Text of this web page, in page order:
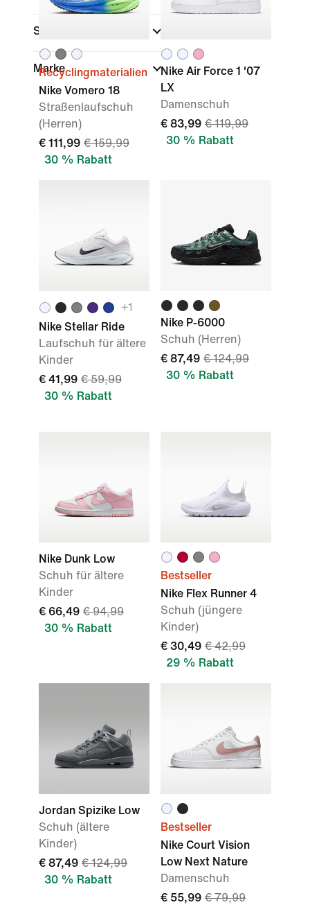
Sport
Marke
Recyclingmaterialien
Nike Vomero 18
Straßenlaufschuh
(Herren)
€ 111,99 € 159,99
30 % Rabatt
Nike Air Force 1 '07
LX
Damenschuh
€ 83,99 € 119,99
30 % Rabatt
+1
Nike Stellar Ride
Laufschuh für ältere
Kinder
€ 41,99 € 59,99
30 % Rabatt
Nike P-6000
Schuh (Herren)
€ 87,49 € 124,99
30 % Rabatt
Nike Dunk Low
Schuh für ältere
Kinder
€ 66,49 € 94,99
30 % Rabatt
Bestseller
Nike Flex Runner 4
Schuh (jüngere
Kinder)
€ 30,49 € 42,99
29 % Rabatt
Jordan Spizike Low
Schuh (ältere
Kinder)
€ 87,49 € 124,99
30 % Rabatt
Bestseller
Nike Court Vision
Low Next Nature
Damenschuh
€ 55,99 € 79,99